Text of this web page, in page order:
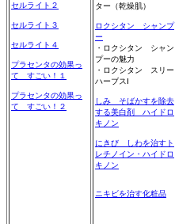
セルライト２
セルライト３
セルライト４
プラセンタの効果っ
て すごい！１
プラセンタの効果っ
て すごい！２
ター（乾燥肌）
ロクシタン シャンプ
ー
・ロクシタン シャン
プーの魅力
・ロクシタン スリー
ハーブスⅠ
しみ そばかすを除去
する美白剤 ハイドロ
キノン
にきび しわを治すト
レチノイン・ハイドロ
キノン
ニキビを治す化粧品